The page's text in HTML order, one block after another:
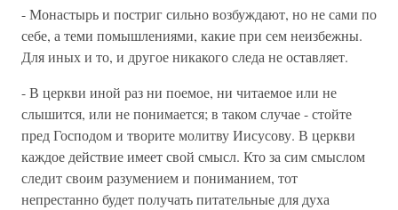
- Монастырь и постриг сильно возбуждают, но не сами по
себе, а теми помышлениями, какие при сем неизбежны.
Для иных и то, и другое никакого следа не оставляет.
- В церкви иной раз ни поемое, ни читаемое или не
слышится, или не понимается; в таком случае - стойте
пред Господом и творите молитву Иисусову. В церкви
каждое действие имеет свой смысл. Кто за сим смыслом
следит своим разумением и пониманием, тот
непрестанно будет получать питательные для духа